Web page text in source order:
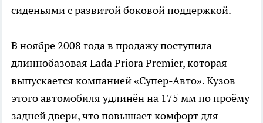
сиденьями с развитой боковой поддержкой.
В ноябре 2008 года в продажу поступила
длиннобазовая Lada Priora Premier, которая
выпускается компанией «Супер-Авто». Кузов
этого автомобиля удлинён на 175 мм по проёму
задней двери, что повышает комфорт для